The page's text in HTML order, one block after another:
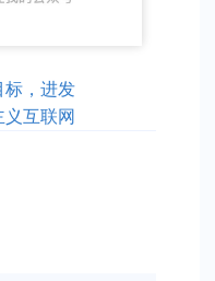
标，进发
互联网